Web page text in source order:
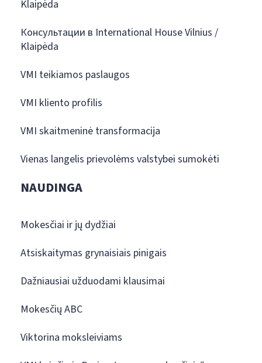
Klaipėda
Консультации в International House Vilnius /
Klaipėda
VMI teikiamos paslaugos
VMI kliento profilis
VMI skaitmeninė transformacija
Vienas langelis prievolėms valstybei sumokėti
NAUDINGA
Mokesčiai ir jų dydžiai
Atsiskaitymas grynaisiais pinigais
Dažniausiai užduodami klausimai
Mokesčių ABC
Viktorina moksleiviams